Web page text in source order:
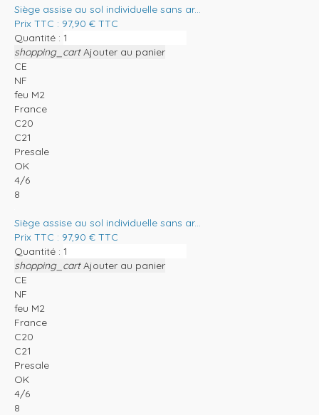
Siège assise au sol individuelle sans ar...
Prix TTC : 97,90 € TTC
Quantité :
shopping_cart Ajouter au panier
CE
NF
feu M2
France
C20
C21
Presale
OK
4/6
8
Siège assise au sol individuelle sans ar...
Prix TTC : 97,90 € TTC
Quantité :
shopping_cart Ajouter au panier
CE
NF
feu M2
France
C20
C21
Presale
OK
4/6
8